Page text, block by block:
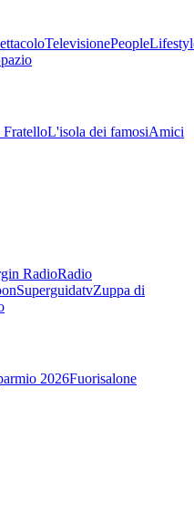
TelevisionePeople
FratelloL'isola dei famosiAmici
RadioRadio
SuperguidatvZuppa di
2026Fuorisalone